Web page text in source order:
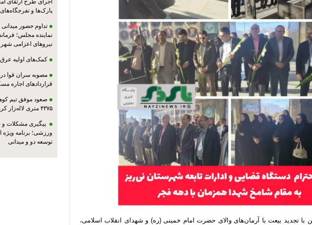
با تجدید بیعت با آرمان‌های والای حضرت امام خمینی (ره) و شهدای انقلاب اسلامی،
اجرای طرح ارتقای
پارک‌ها و
تداوم حضور
نماینده مجلس؛
نیروهای اعزامی
کمک‌های اولیه
مصوبه سران قوا
قراردادهای اجاره
صعود موفق تیم
۴۳۷۵ متری لاله‌زار کرمان
پیگیری مشکلات و
ورزشی؛ برنامه ویژه
توسعه دو و میدانی